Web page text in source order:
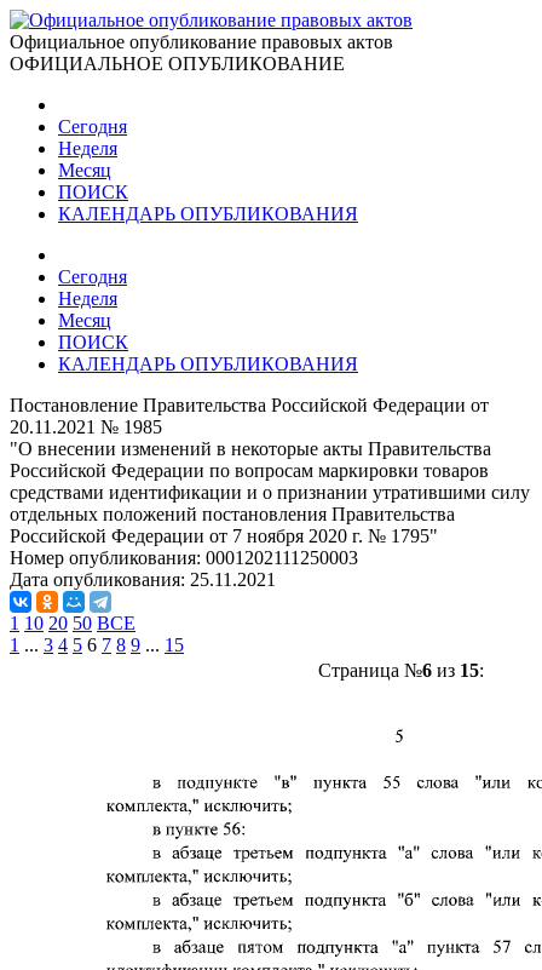
Официальное опубликование правовых актов
ОФИЦИАЛЬНОЕ ОПУБЛИКОВАНИЕ
Сегодня
Неделя
Месяц
ПОИСК
КАЛЕНДАРЬ ОПУБЛИКОВАНИЯ
Сегодня
Неделя
Месяц
ПОИСК
КАЛЕНДАРЬ ОПУБЛИКОВАНИЯ
Постановление Правительства Российской Федерации от
20.11.2021 № 1985
"О внесении изменений в некоторые акты Правительства
Российской Федерации по вопросам маркировки товаров
средствами идентификации и о признании утратившими силу
отдельных положений постановления Правительства
Российской Федерации от 7 ноября 2020 г. № 1795"
Номер опубликования: 0001202111250003
Дата опубликования: 25.11.2021
1 10 20 50 ВСЕ
1 ... 3 4 5 6 7 8 9 ... 15
Страница №6из 15: